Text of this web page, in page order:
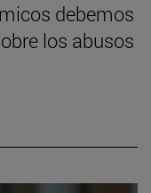
debemos
los abusos